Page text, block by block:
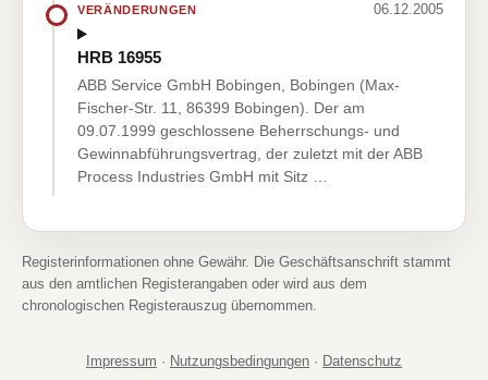
VERÄNDERUNGEN 06.12.2005
HRB 16955
ABB Service GmbH Bobingen, Bobingen (Max-
Fischer-Str. 11, 86399 Bobingen). Der am
09.07.1999 geschlossene Beherrschungs- und
Gewinnabführungsvertrag, der zuletzt mit der ABB
Process Industries GmbH mit Sitz …
Registerinformationen ohne Gewähr. Die Geschäftsanschrift stammt
aus den amtlichen Registerangaben oder wird aus dem
chronologischen Registerauszug übernommen.
Impressum · Nutzungsbedingungen · Datenschutz